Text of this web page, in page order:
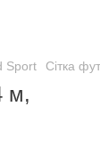
Sport Сітка
м,